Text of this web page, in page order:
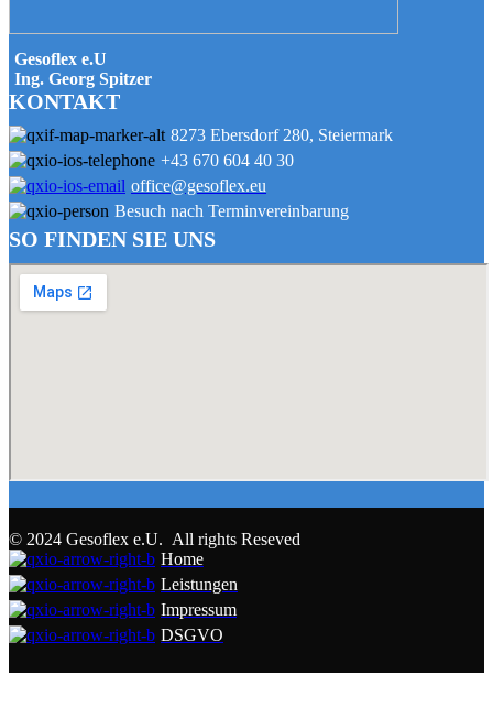
Gesoflex e.U
Ing. Georg Spitzer
KONTAKT
8273 Ebersdorf 280, Steiermark
+43 670 604 40 30
office@gesoflex.eu
Besuch nach Terminvereinbarung
SO FINDEN SIE UNS
© 2024 Gesoflex e.U. All rights Reseved
Home
Leistungen
Impressum
DSGVO